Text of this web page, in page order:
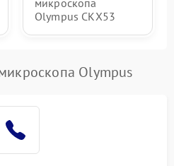
Olympus CKX53
Olympus